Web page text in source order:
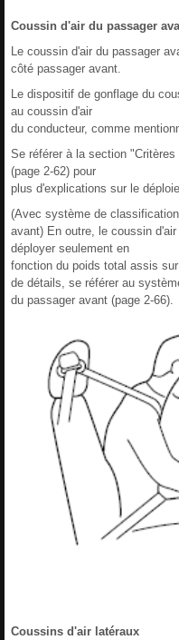
Coussin d'air du passager
Le coussin d'air du passager
côté passager avant.
Le dispositif de gonflage du
au coussin d'air
du conducteur, comme
Se référer à la section
(page 2-62) pour
plus d'explications sur le
(Avec système de
avant) En outre, le coussin
déployer seulement en
fonction du poids total assis
de détails, se référer au
du passager avant (page 2-66).
Coussins d'air latéraux